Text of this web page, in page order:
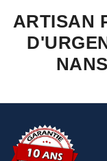
ARTISAN